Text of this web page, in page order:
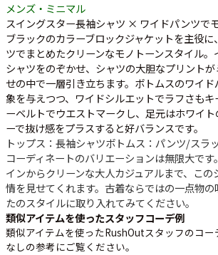
メンズ・ミニマル
スイングスター長袖シャツ × ワイドパンツで
ブラックのカラーブロックジャケットを主役
ツでまとめたクリーンなモノトーンスタイル
シャツをのぞかせ、シャツの大胆なプリント
せの中で一層引き立ちます。ボトムスのワイ
象を与えつつ、ワイドシルエットでラフさも
ーベルトでウエストマークし、足元はホワイ
ーで抜け感をプラスすると好バランスです。
トップス：長袖シャツボトムス：パンツ/スラ
コーディネートのバリエーションは無限大で
インからクリーンな大人カジュアルまで、こ
情を見せてくれます。古着ならではの一点物
たのスタイルに取り入れてみてください。
類似アイテムを使ったスタッフコーデ例
類似アイテムを使ったRushOutスタッフのコー
なしの参考にご覧ください。